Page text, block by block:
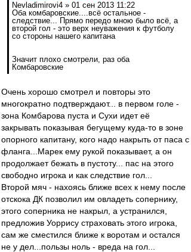
Nevladimirovi4 » 01 сен 2013 11:22
Оба комбаровские....всё остальное -
следствие... Прямо передо мною было всё, а
второй гол - это верх неуважения к футболу
со стороны нашего капитана
Значит плохо смотрели, раз оба
Комбаровские
Очень хорошо смотрел и повторы это
многократно подтверждают... в первом голе -
зона Комбарова пуста и Сухи идет её
закрывать показывая бегущему куда-то в зоне
опорного капитану, кого надо накрыть от паса с
фланга...Марек ему рукой показывает, а он
продолжает бежать в пустоту... пас на этого
свободно игрока и как следствие гол...
Второй мяч - нахоясь ближе всех к нему после
отскока ДК позволил им овладеть сопернику,
этого соперника не накрыл, а устранился,
предложив Уоррису страховать этого игрока,
сам же сместился ближе к воротам и остался
не у дел...пользы ноль - вреда на гол...